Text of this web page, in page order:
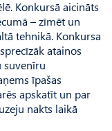
Konkursā aicināts
– zīmēt un
tehnikā. Konkursa
atainos
suvenīru
īpašas
apskatīt un par
nakts laikā